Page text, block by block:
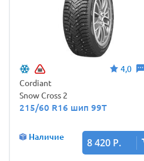
4,0
Cordiant
Snow Cross 2
215/60 R16 шип 99T
Наличие 8 420 Р.